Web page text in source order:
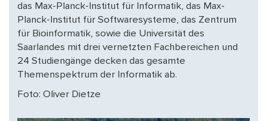
das Max-Planck-Institut für Informatik, das Max-
Planck-Institut für Softwaresysteme, das Zentrum
für Bioinformatik, sowie die Universität des
Saarlandes mit drei vernetzten Fachbereichen und
24 Studiengänge decken das gesamte
Themenspektrum der Informatik ab.
Foto: Oliver Dietze